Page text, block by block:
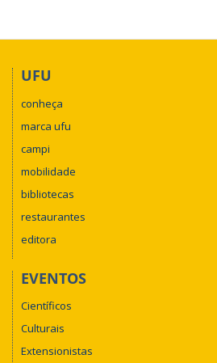
UFU
conheça
marca ufu
campi
mobilidade
bibliotecas
restaurantes
editora
EVENTOS
Científicos
Culturais
Extensionistas